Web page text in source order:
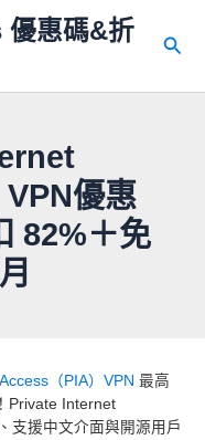
惠碼&折
搜
優惠
82%＋免
（PIA）VPN 最高
Private Internet
支援中文介面與開源用戶